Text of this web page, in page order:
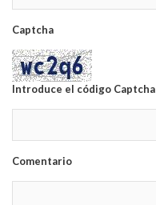
Captcha
Introduce el código Captcha
Comentario